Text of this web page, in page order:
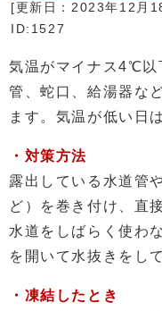
[更新日： 2023年12月
ID:1527
気温がマイナス4℃以
管、蛇口、給湯器な
ます。気温が低い日
・対策方法
露出している水道管
ど）を巻き付け、直
水道をしばらく使わ
を開いて水抜きをし
・凍結したとき